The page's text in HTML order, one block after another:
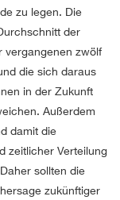
zu legen. Die
der
vergangenen zwölf
die sich daraus
in der Zukunft
Außerdem
damit die
zeitlicher Verteilung
sollten die
zukünftiger